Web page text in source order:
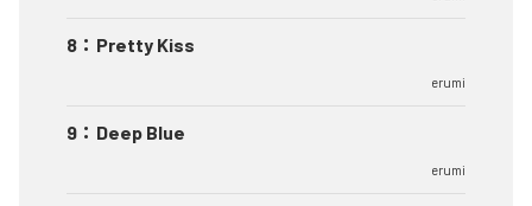
8 ： Pretty Kiss
erumi
9 ： Deep Blue
erumi